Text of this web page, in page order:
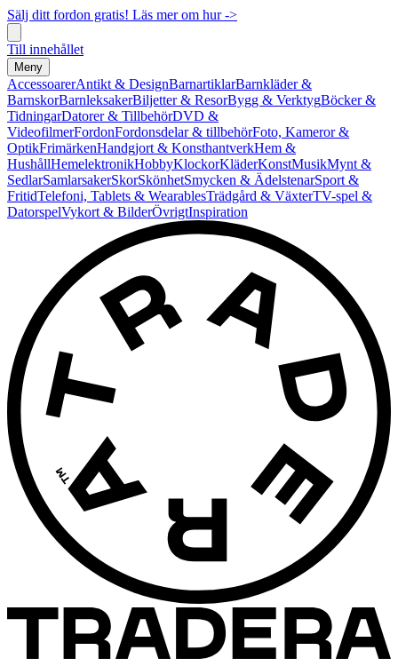
Sälj ditt fordon gratis! Läs mer om hur ->
Till innehållet
Meny
AccessoarerAntikt & DesignBarnartiklarBarnkläder &
BarnskorBarnleksakerBiljetter & ResorBygg & VerktygBöcker &
TidningarDatorer & TillbehörDVD &
VideofilmerFordonFordonsdelar & tillbehörFoto, Kameror &
OptikFrimärkenHandgjort & KonsthantverkHem &
HushållHemelektronikHobbyKlockorKläderKonstMusikMynt &
SedlarSamlarsakerSkorSkönhetSmycken & ÄdelstenarSport &
FritidTelefoni, Tablets & WearablesTrädgård & VäxterTV-spel &
DatorspelVykort & BilderÖvrigtInspiration